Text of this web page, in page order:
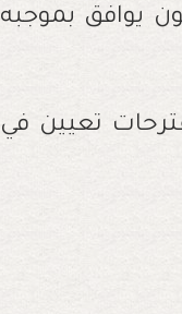
2023، مع مشروع قانون يوافق بموجبه
تعيين في